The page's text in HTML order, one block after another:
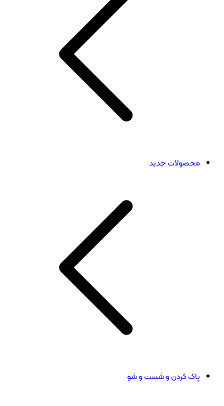
محصولات جدید
پاک کردن و شست و شو